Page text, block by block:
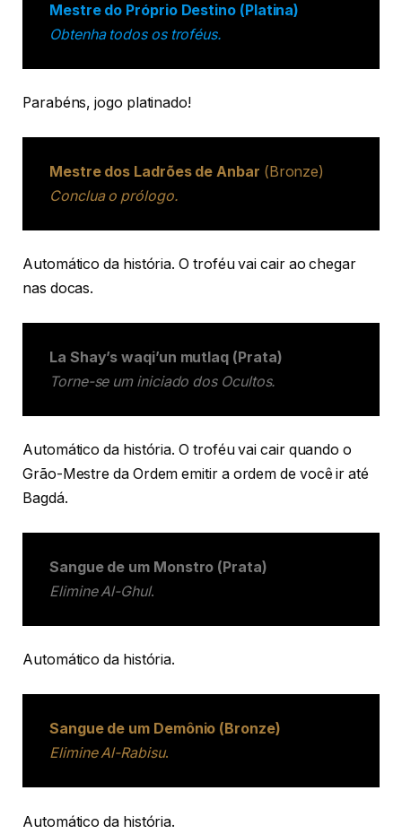
Mestre do Próprio Destino (Platina)
Obtenha todos os troféus.
Parabéns, jogo platinado!
Mestre dos Ladrões de Anbar (Bronze)
Conclua o prólogo.
Automático da história. O troféu vai cair ao chegar
nas docas.
La Shay’s waqi’un mutlaq (Prata)
Torne-se um iniciado dos Ocultos.
Automático da história. O troféu vai cair quando o
Grão-Mestre da Ordem emitir a ordem de você ir até
Bagdá.
Sangue de um Monstro (Prata)
Elimine Al-Ghul.
Automático da história.
Sangue de um Demônio (Bronze)
Elimine Al-Rabisu.
Automático da história.